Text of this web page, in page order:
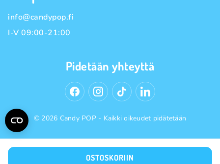
OSTOSKORIIN
Tietosuojakäytäntö
info@candypop.fi
I-V 09:00-21:00
Pidetään yhteyttä
© 2026 Candy POP - Kaikki oikeudet pidätetään